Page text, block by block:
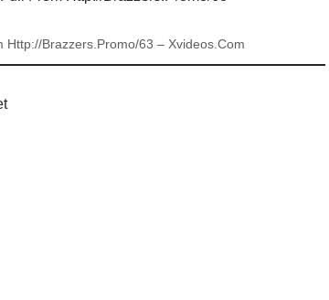
Brazzers.Promo/63 – Xvideos.Com